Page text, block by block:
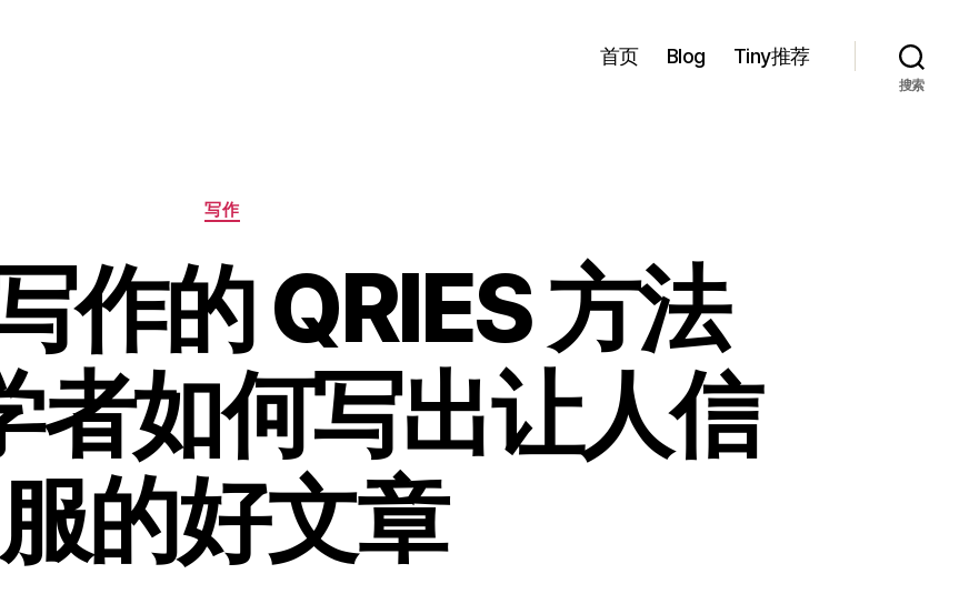
首页 Blog Tiny推荐
搜索
分
类
写作
作的 QRIES 方法
者如何写出让人信
服的好文章